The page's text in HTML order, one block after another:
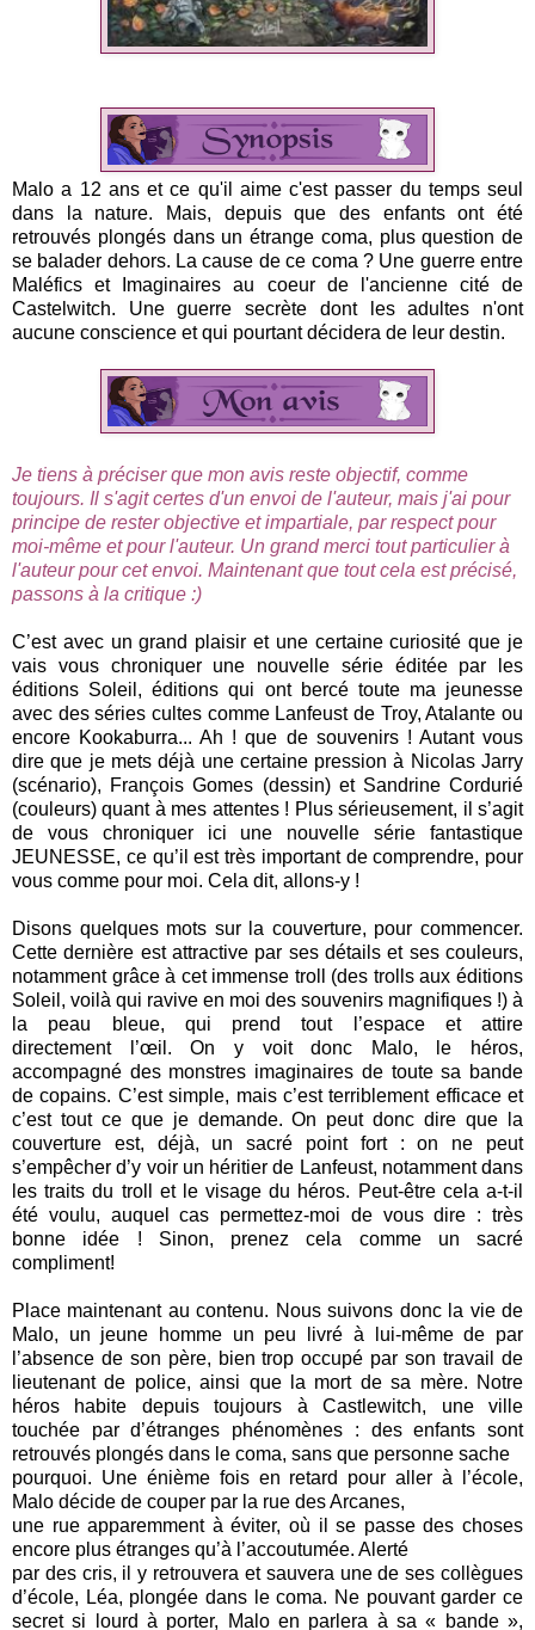
Malo a 12 ans et ce qu'il aime c'est passer du temps seul
dans la nature. Mais, depuis que des enfants ont été
retrouvés plongés dans un étrange coma, plus question de
se balader dehors. La cause de ce coma ? Une guerre entre
Maléfics et Imaginaires au coeur de l'ancienne cité de
Castelwitch. Une guerre secrète dont les adultes n'ont
aucune conscience et qui pourtant décidera de leur destin.
Je tiens à préciser que mon avis reste objectif, comme
toujours. Il s'agit certes d'un envoi de l'auteur, mais j'ai pour
principe de rester objective et impartiale, par respect pour
moi-même et pour l'auteur. Un grand merci tout particulier à
l'auteur pour cet envoi. Maintenant que tout cela est précisé,
passons à la critique :)
C’est avec un grand plaisir et une certaine curiosité que je
vais vous chroniquer une nouvelle série éditée par les
éditions Soleil, éditions qui ont bercé toute ma jeunesse
avec des séries cultes comme Lanfeust de Troy, Atalante ou
encore Kookaburra... Ah ! que de souvenirs ! Autant vous
dire que je mets déjà une certaine pression à Nicolas Jarry
(scénario), François Gomes (dessin) et Sandrine Cordurié
(couleurs) quant à mes attentes ! Plus sérieusement, il s’agit
de vous chroniquer ici une nouvelle série fantastique
JEUNESSE, ce qu’il est très important de comprendre, pour
vous comme pour moi. Cela dit, allons-y !
Disons quelques mots sur la couverture, pour commencer.
Cette dernière est attractive par ses détails et ses couleurs,
notamment grâce à cet immense troll (des trolls aux éditions
Soleil, voilà qui ravive en moi des souvenirs magnifiques !) à
la peau bleue, qui prend tout l’espace et attire
directement
l’œil. On y voit donc Malo, le héros,
accompagné des monstres imaginaires de toute sa bande
decopains. C’est simple, mais c’est terriblement efficace et
c’est tout ce que je demande. On peut donc direque la
couverture est, déjà, un sacré point fort : on ne peut
s’empêcher d’y voir un héritier de Lanfeust, notamment dans
les traits du troll et le visage du héros. Peut-être cela a-t-il
été voulu, auquel cas permettez-moi de vous dire : très
bonne idée ! Sinon, prenez cela comme un sacré
compliment!
Place maintenant au contenu. Nous suivons donc la vie de
Malo, un jeune homme un peu livré à
lui-même de par
l’absence de son père, bien trop occupé par son travail de
lieutenant de police, ainsi que la mort de sa mère. Notre
héros habite depuis toujours à Castlewitch, une ville
touchée pard’étranges phénomènes : des enfants sont
retrouvés plongés dans le coma, sans que personne sache
pourquoi. Une énième fois en retard pour aller à l’école,
Malo décide de couper par la rue des Arcanes,
une rue apparemment à éviter, où il se passe des choses
encore plus étranges qu’à l’accoutumée. Alerté
par des cris, il y retrouvera et sauvera une de ses collègues
d’école, Léa, plongée dans le coma. Ne pouvant garder ce
secret si lourd à porter, Malo en parlera à sa « bande »,